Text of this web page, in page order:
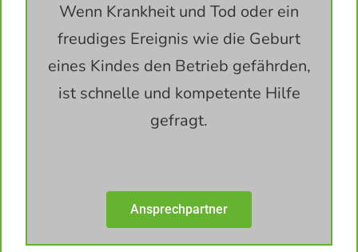
Wenn Krankheit und Tod oder ein
freudiges Ereignis wie die Geburt
eines Kindes den Betrieb gefährden,
ist schnelle und kompetente Hilfe
gefragt.
Ansprechpartner